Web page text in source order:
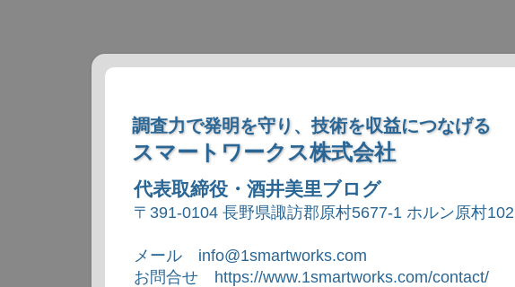
調査力で発明を守り、技術を収益につなげる
スマートワークス株式会社
代表取締役・酒井美里ブログ
〒391-0104 長野県諏訪郡原村5677-1 ホルン原村102
メール info@1smartworks.com
お問合せ https://www.1smartworks.com/contact/